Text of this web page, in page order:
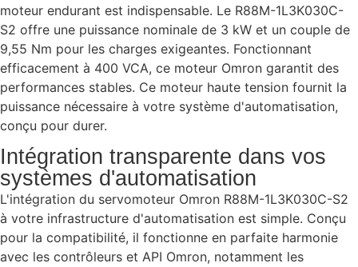
moteur endurant est indispensable. Le R88M-1L3K030C-
S2 offre une puissance nominale de 3 kW et un couple de
9,55 Nm pour les charges exigeantes. Fonctionnant
efficacement à 400 VCA, ce moteur Omron garantit des
performances stables. Ce moteur haute tension fournit la
puissance nécessaire à votre système d'automatisation,
conçu pour durer.
Intégration transparente dans vos
systèmes d'automatisation
L'intégration du servomoteur Omron R88M-1L3K030C-S2
à votre infrastructure d'automatisation est simple. Conçu
pour la compatibilité, il fonctionne en parfaite harmonie
avec les contrôleurs et API Omron, notamment les